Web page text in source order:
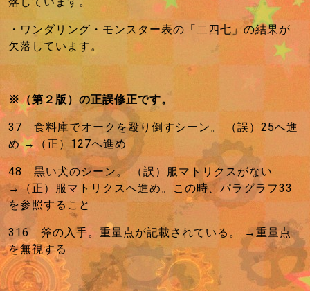
・ワンダリング・モンスター表の「二四七」の結果が
欠落しています。
※（第２版）の正誤修正です。
37 食料庫でオークを殴り倒すシーン。 （誤）25へ進
め →（正）127へ進め
48 黒い犬のシーン。 （誤）服マトリクスがない
→（正）服マトリクスへ進め。この時、パラグラフ33
を参照すること
316 斧の入手。重量点が記載されている。 →重量点
を無視する